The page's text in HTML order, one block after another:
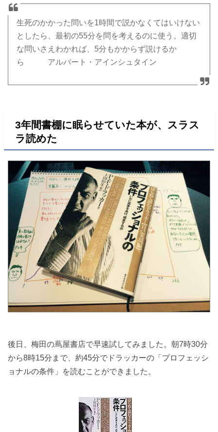
生死のかかった問いを1時間で説かなくてはいけない
としたら、最初の55分を問を考えるのに使う。適切
な問いさえわかれば、5分もかからず説けるか
ら アルバート・アインシュタイン
3年間書棚に眠らせていた本が、スラス
ラ読めた
後日、梅田の蔦屋書店で早速試してみました。朝7時30分
から8時15分まで、約45分でドラッカーの「プロフェッシ
ョナルの条件」を読むことができました。